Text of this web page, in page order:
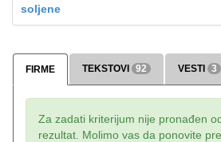
soljene
FIRME TEKSTOVI 92 VESTI 3
Za zadati kriterijum nije pronađen
rezultat. Molimo vas da ponovite